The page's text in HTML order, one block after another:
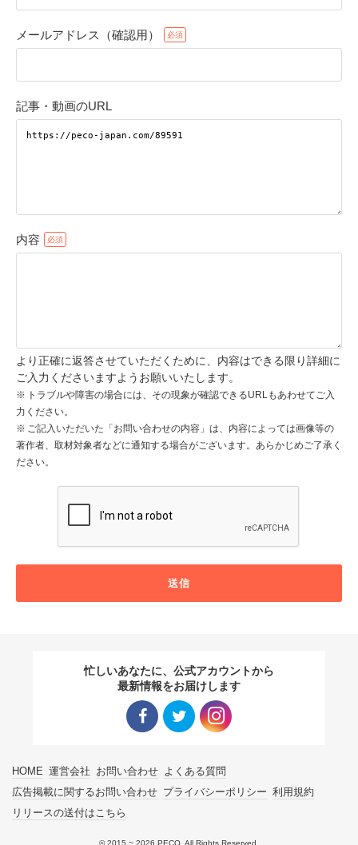
メールアドレス（確認用）
記事・動画のURL
内容
より正確に返答させていただくために、内容はできる限り詳細に
ご入力くださいますようお願いいたします。
トラブルや障害の場合には、その現象が確認できるURLもあわせてご入
力ください。
ご記入いただいた「お問い合わせの内容」は、内容によっては画像等の
著作者、取材対象者などに通知する場合がございます。あらかじめご了承く
ださい。
送信
忙しいあなたに、公式アカウントから
最新情報をお届けします
HOME 運営会社 お問い合わせ よくある質問
広告掲載に関するお問い合わせ プライバシーポリシー 利用規約
リリースの送付はこちら
© 2015 ~ 2026 PECO. All Rights Reserved.
アプリで開く